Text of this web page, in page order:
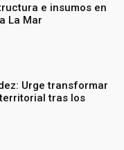
e insumos en
La Mar
Urge transformar
tras los